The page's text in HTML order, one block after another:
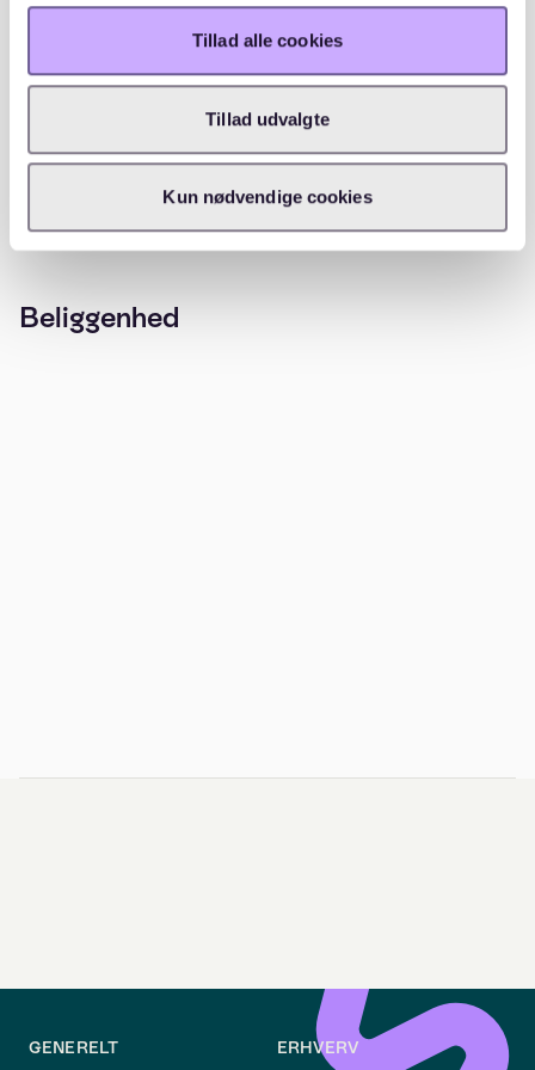
Tillad alle cookies
Tillad udvalgte
Kun nødvendige cookies
3
Ekstern venteliste
(227 aktive / 77 passive)
WAITLY OPSKRIVNINGER
Beliggenhed
GENERELT ERHVERV